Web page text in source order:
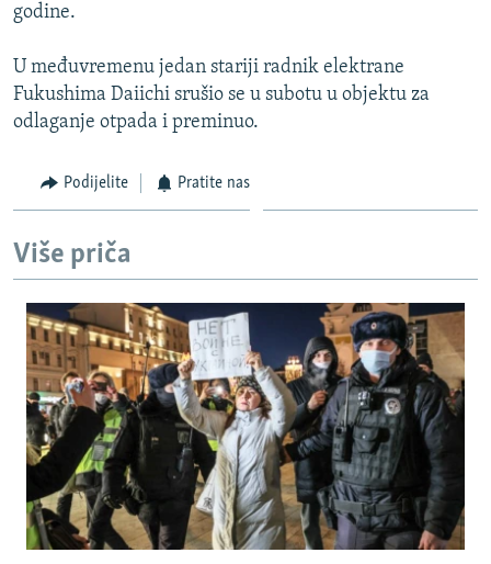
godine.
U međuvremenu jedan stariji radnik elektrane
Fukushima Daiichi srušio se u subotu u objektu za
odlaganje otpada i preminuo.
Podijelite Pratite nas
Više priča